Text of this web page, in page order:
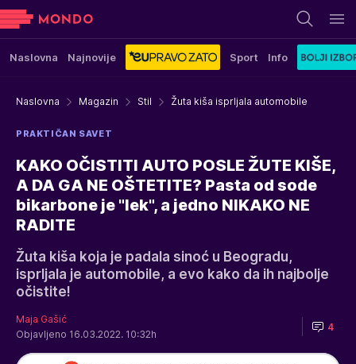
Naslovna Najnovije Sport Info
Naslovna Magazin Stil Žuta kiša isprljala automobile
PRAKTIČAN SAVET
KAKO OČISTITI AUTO POSLE ŽUTE KIŠE,
A DA GA NE OŠTETITE? Pasta od sode
bikarbone je "lek", a jedno NIKAKO NE
RADITE
Žuta kiša koja je padala sinoć u Beogradu,
isprljala je automobile, a evo kako da ih najbolje
očistite!
Maja Gašić
Objavljeno 16.03.2022. 10:32h
4